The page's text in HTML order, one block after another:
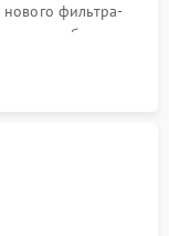
фильтра-
обдува,
петель.